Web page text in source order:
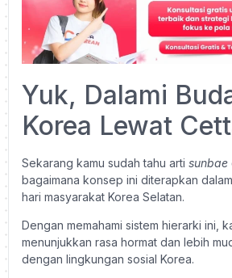
Yuk, Dalami
Korea Lewat
Sekarang kamu sudah tahu arti sunbae
bagaimana konsep ini diterapkan
hari masyarakat Korea Selatan.
Dengan memahami sistem hierarki ini,
menunjukkan rasa hormat dan lebih
dengan lingkungan sosial Korea.